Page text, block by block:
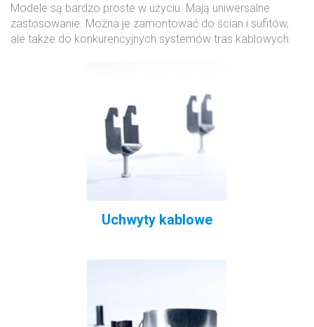
Modele są bardzo proste w użyciu. Mają uniwersalne
zastosowanie. Można je zamontować do ścian i sufitów,
ale także do konkurencyjnych systemów tras kablowych.
Uchwyty kablowe